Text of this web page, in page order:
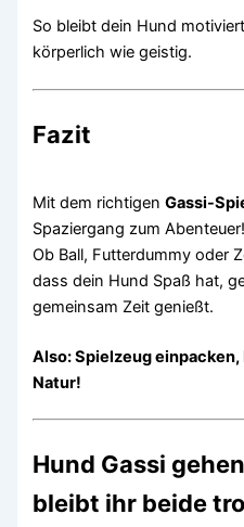
So bleibt dein Hund
körperlich wie geistig.
Fazit
Mit dem richtigenGassi-
Spaziergang zum Abenteuer!
Ob Ball, Futterdummy oder
dass dein Hund Spaß hat,
gemeinsam Zeit genießt.
Also: Spielzeug einpacken,
Natur!
Hund Gassi
bleibt ihr beide